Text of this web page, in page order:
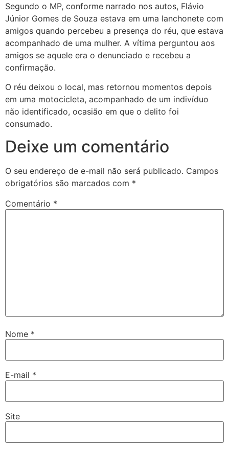
Segundo o MP, conforme narrado nos autos, Flávio
Júnior Gomes de Souza estava em uma lanchonete com
amigos quando percebeu a presença do réu, que estava
acompanhado de uma mulher. A vítima perguntou aos
amigos se aquele era o denunciado e recebeu a
confirmação.
O réu deixou o local, mas retornou momentos depois
em uma motocicleta, acompanhado de um indivíduo
não identificado, ocasião em que o delito foi
consumado.
Deixe um comentário
O seu endereço de e-mail não será publicado. Campos
obrigatórios são marcados com *
Comentário *
Nome *
E-mail *
Site